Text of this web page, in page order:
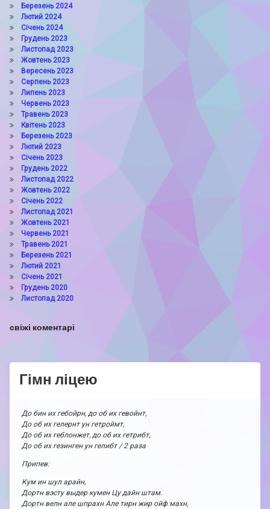
Березень 2024
Лютий 2024
Січень 2024
Грудень 2023
Листопад 2023
Жовтень 2023
Вересень 2023
Серпень 2023
Липень 2023
Червень 2023
Травень 2023
Квітень 2023
Березень 2023
Лютий 2023
Січень 2023
Грудень 2022
Листопад 2022
Жовтень 2022
Січень 2022
Листопад 2021
Жовтень 2021
Червень 2021
Травень 2021
Березень 2021
Лютий 2021
Січень 2021
Грудень 2020
Листопад 2020
свіжі коментарі
Гімн ліцею
До бин их гебойрн, до об их гевойнт,
До об их гелернт ун гетроймт,
До об их геблонжет, до об их гетрибт,
До об их гезинген ун гелибт / 2 раза
Припев:
Кум ин шул арайн,
Дортн вэсту выдер кумен Цу дайн штам.
Дортн велн але шпрахн Але тирн жир ойф махн,